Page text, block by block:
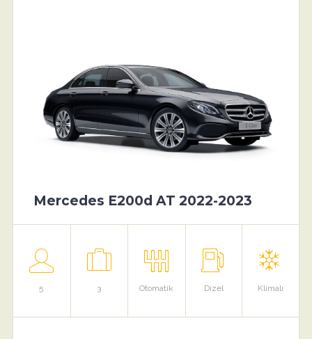
Mercedes E200d AT 2022-2023
5 3 Otomatik Dizel Klimalı